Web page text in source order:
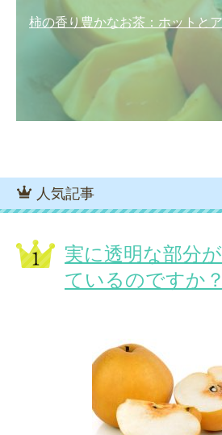
柿の香り豊かなお茶：ホットと
人気記事
実に透明な部分
ているのですか？